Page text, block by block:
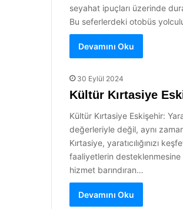
seyahat ipuçları üzerinde
Bu seferlerdeki otobüs
Devamını Oku
30 Eylül 2024
Kültür Kırtasiye
Kültür Kırtasiye Eskişehir:
değerleriyle değil, aynı
Kırtasiye, yaratıcılığınızı
faaliyetlerin desteklenmesine
hizmet barındıran…
Devamını Oku